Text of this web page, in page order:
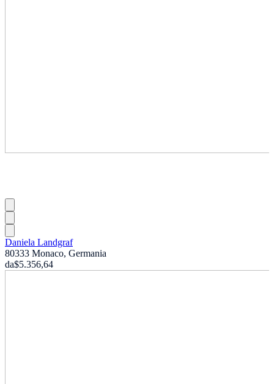
Daniela Landgraf
80333 Monaco, Germania
da$5.356,64